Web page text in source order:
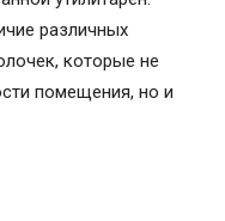
различных
которые не
помещения, но и